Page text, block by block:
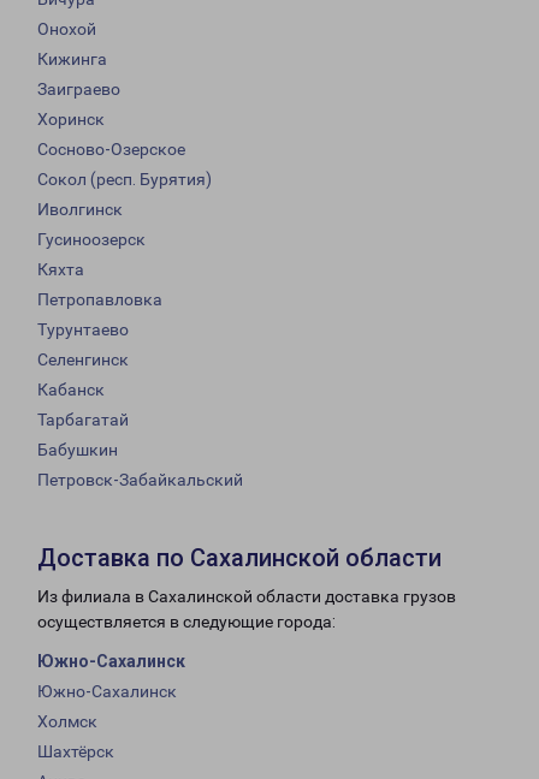
Онохой
Кижинга
Заиграево
Хоринск
Сосново-Озерское
Сокол (респ. Бурятия)
Иволгинск
Гусиноозерск
Кяхта
Петропавловка
Турунтаево
Селенгинск
Кабанск
Тарбагатай
Бабушкин
Петровск-Забайкальский
Доставка по Сахалинской области
Из филиала в Сахалинской области доставка грузов
осуществляется в следующие города:
Южно-Сахалинск
Южно-Сахалинск
Холмск
Шахтёрск